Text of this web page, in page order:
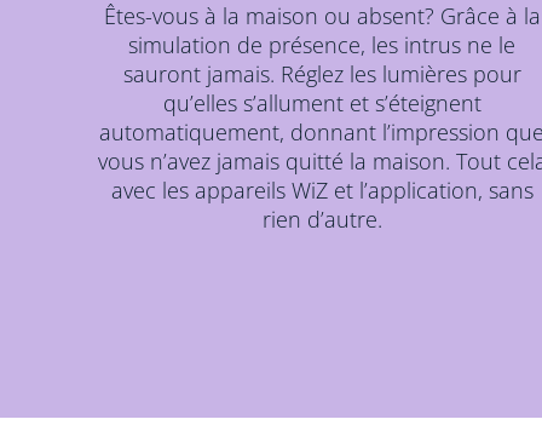
Êtes-vous à la maison ou absent? Grâce à la
simulation de présence, les intrus ne le
sauront jamais. Réglez les lumières pour
qu’elles s’allument et s’éteignent
automatiquement, donnant l’impression que
vous n’avez jamais quitté la maison. Tout
avec les appareils WiZ et l’application, sans
rien d’autre.